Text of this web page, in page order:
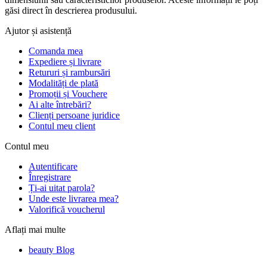
găsi direct în descrierea produsului.
Ajutor și asistență
Comanda mea
Expediere și livrare
Retururi și rambursări
Modalități de plată
Promoții și Vouchere
Ai alte întrebări?
Clienți persoane juridice
Contul meu client
Contul meu
Autentificare
Înregistrare
Ți-ai uitat parola?
Unde este livrarea mea?
Valorifică voucherul
Aflați mai multe
beauty Blog